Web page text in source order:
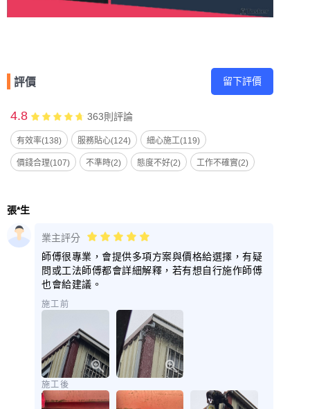
評價 留下評價
4.8 363則評論
有效率(138) 服務貼心(124) 細心施工(119)
價錢合理(107) 不準時(2) 態度不好(2) 工作不確實(2)
張*生
業主評分
師傅很專業，會提供多項方案與價格給選擇，有疑
問或工法師傅都會詳細解釋，若有想自行施作師傅
也會給建議。
施工前
施工後